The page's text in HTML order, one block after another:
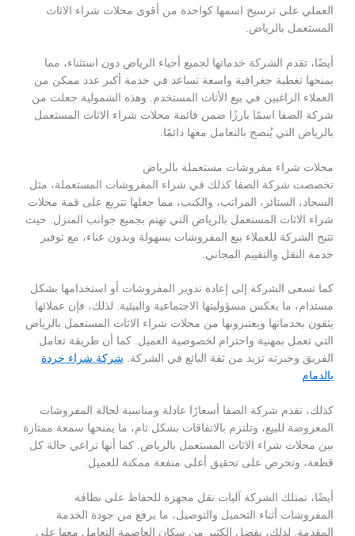
العملي على ترسيخ اسمها كواحدة من أقوى محلات شراء الاثاث
المستعمل بالرياض.
أيضًا، تقدم الشركة خدماتها لجميع أحياء الرياض دون استثناء، مما
يمنحها تغطية جغرافية واسعة تساعد في خدمة أكبر عدد ممكن من
العملاء الراغبين في بيع الأثاث المستخدم. وهذه الشمولية جعلت من
شركة الصفا اسمًا بارزًا ضمن قائمة محلات شراء الاثاث المستعمل
بالرياض التي يُنصح بالتعامل معها دائمًا.
محلات شراء مفروشات مستعملة بالرياض
تخصصت شركة الصفا كذلك في شراء المفروشات المستعملة، مثل
السجاد، الستائر، المراتب، والكنب، مما جعلها تتربع على قمة محلات
شراء الاثاث المستعمل بالرياض التي تهتم بجميع جوانب المنزل. حيث
تتيح الشركة للعملاء بيع المفروشات بسهولة وبدون عناء، مع توفير
خدمة النقل والتقييم المجاني.
كما تسعى الشركة إلى إعادة تدوير المفروشات أو استخدامها بشكل
مستدام، ما يعكس مسؤوليتها الاجتماعية والبيئية. لذلك، فإن عملائها
يثقون بخدماتها ويعتبرونها من محلات شراء الاثاث المستعمل بالرياض
التي تعمل بمهنية واحترام لخصوصية العميل. كما أن طريقة تعامل
الفريق وخبرته تزيد من ثقة البائع في الشركة. شركة شراء خردة
بالدمام
كذلك، تقدم شركة الصفا أسعارًا عادلة ومناسبة لحالة المفروشات
المعروضة للبيع، وتلتزم بالاتفاقات بشكل تام، ما يمنحها سمعة ممتازة
بين محلات شراء الاثاث المستعمل بالرياض. كما أنها تراعي حالة كل
قطعة، وتحرص على تحقيق أعلى منفعة ممكنة للعميل.
أيضًا، تمتلك الشركة آليات نقل مجهزة للحفاظ على نظافة
المفروشات أثناء التحميل والتوصيل، ما يرفع من جودة الخدمة
المقدمة. لذلك، يفضل الكثير من سكان العاصمة التعامل معها على